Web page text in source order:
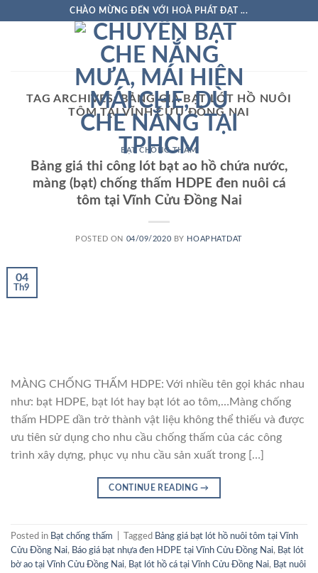
CHÀO MỪNG ĐẾN VỚI HOÀ PHÁT ĐẠT ...
TAG ARCHIVES:BẢNG GIÁ BẠT LÓT HỒ NUÔI
TÔM TẠI VĨNH CỬU ĐỒNG NAI
BẠT CHỐNG THẤM
Bảng giá thi công lót bạt ao hồ chứa nước,
màng (bạt) chống thấm HDPE đen nuôi cá
tôm tại Vĩnh Cửu Đồng Nai
POSTED ON 04/09/2020 BY HOAPHATDAT
04
Th9
MÀNG CHỐNG THẤM HDPE: Với nhiều tên gọi khác nhau
như: bạt HDPE, bạt lót hay bạt lót ao tôm,…Màng chống
thấm HDPE dần trở thành vật liệu không thể thiếu và được
ưu tiên sử dụng cho nhu cầu chống thấm của các công
trình xây dựng, phục vụ nhu cầu sản xuất trong […]
CONTINUE READING→
Posted in Bạt chống thấm Tagged Bảng giá bạt lót hồ nuôi tôm tại Vĩnh
Cửu Đồng Nai, Báo giá bạt nhựa đen HDPE tại Vĩnh Cửu Đồng Nai, Bạt lót
bờ ao tại Vĩnh Cửu Đồng Nai, Bạt lót hồ cá tại Vĩnh Cửu Đồng Nai, Bạt nuôi